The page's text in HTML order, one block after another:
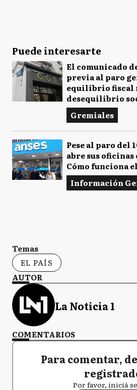
Puede interesarte
El comunicado
previa al paro general:
equilibrio
desequilibrio
Gremiales
Pese al paro del
abre sus
Cómo funciona
Información
Temas
EL PAÍS
AUTOR
La Noticia 1
COMENTARIOS
Para comentar,
Por favor, iniciá